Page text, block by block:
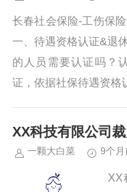
长春社会保险-工伤保
一、待遇资格认证&退
的人员需要认证吗？
证，依据社保待遇资格
XX科技有限公司
一颗大白菜 9个月
XX